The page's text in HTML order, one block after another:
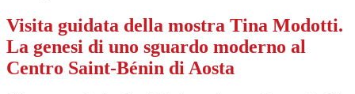
Visita guidata della mostra Tina Modotti.
La genesi di uno sguardo moderno al
Centro Saint-Bénin di Aosta